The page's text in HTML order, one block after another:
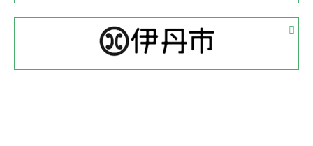
2022.05.05
体育協会長杯 バドミントン競技の部
2022.05.22